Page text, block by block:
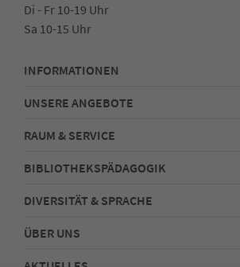
Di - Fr 10-19 Uhr
Sa 10-15 Uhr
INFORMATIONEN
UNSERE ANGEBOTE
RAUM & SERVICE
BIBLIOTHEKSPÄDAGOGIK
DIVERSITÄT & SPRACHE
ÜBER UNS